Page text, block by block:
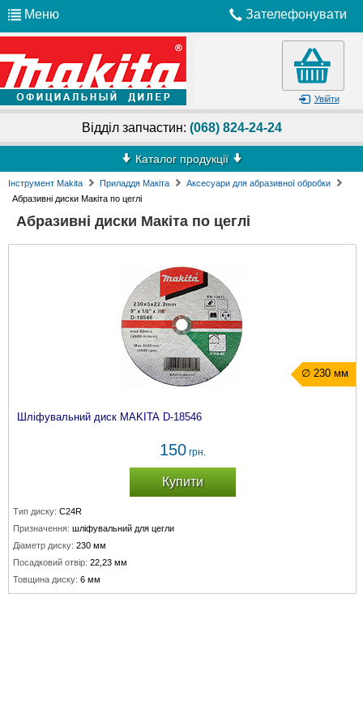
Меню Зателефонувати
Увійти
Відділ запчастин: (068) 824-24-24
Каталог продукції
Інструмент Makita Приладдя Макіта
Аксесуари для абразивної обробки
Абразивні диски Макіта по цеглі
Абразивні диски Макіта по цеглі
∅ 230 мм
Шліфувальний диск MAKITA D-18546
150грн.
Купити
Тип диску: C24R
Призначення: шліфувальний для цегли
Діаметр диску: 230 мм
Посадковий отвір: 22,23 мм
Товщина диску: 6 мм